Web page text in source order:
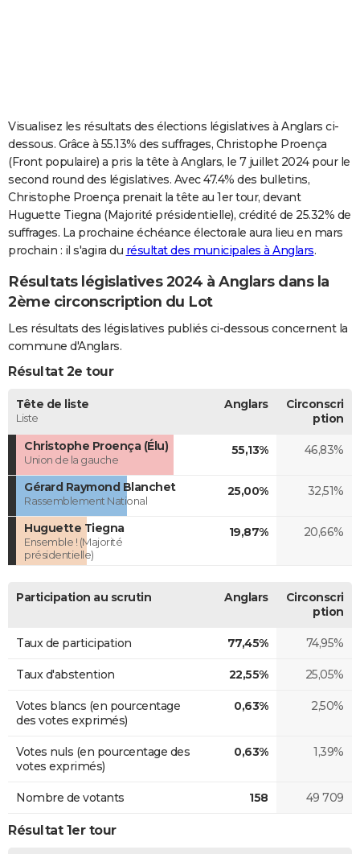
Carte de Noël
Carte Bonne année
Carte Saint-Valentin
Carte Pâques
Carte d'anniversaire
DICTIONNAIRE
Dictionnaire
Biographies
Citations
Expressions
Proverbes
PROGRAMME TV
COPAINS D'AVANT
S'inscrire
Se connecter
Lycées
Collèges
Primaires
Universités
Entreprises
Service militaire
Avis de recherche
AVIS DE DÉCÈS
FORUM
Bricolage
Lifestyle
Culture
Sport
Auto
Television
Voyage
Cinema
Visualisez les résultats des élections législatives à Anglars ci-
dessous. Grâce à 55.13% des suffrages, Christophe Proença
(Front populaire) a pris la tête à Anglars, le 7 juillet 2024 pour le
second round des législatives. Avec 47.4% des bulletins,
Christophe Proença prenait la tête au 1er tour, devant
Huguette Tiegna (Majorité présidentielle), crédité de 25.32% de
suffrages. La prochaine échéance électorale aura lieu en mars
prochain : il s'agira du résultat des municipales à Anglars.
Résultats législatives 2024 à Anglars dans la
2ème circonscription du Lot
Les résultats des législatives publiés ci-dessous concernent la
commune d'Anglars.
Résultat 2e tour
Tête de liste
Liste
Anglars
Circonscri
ption
Christophe Proença (Élu)
Union de la gauche
55,13% 46,83%
Gérard Raymond Blanchet
Rassemblement National
25,00% 32,51%
Huguette Tiegna
Ensemble ! (Majorité
présidentielle)
19,87% 20,66%
Participation au scrutin Anglars
Circonscri
ption
Taux de participation 77,45% 74,95%
Taux d'abstention 22,55% 25,05%
Votes blancs (en pourcentage
des votes exprimés)
0,63% 2,50%
Votes nuls (en pourcentage des
votes exprimés)
0,63% 1,39%
Nombre de votants 158 49 709
Résultat 1er tour